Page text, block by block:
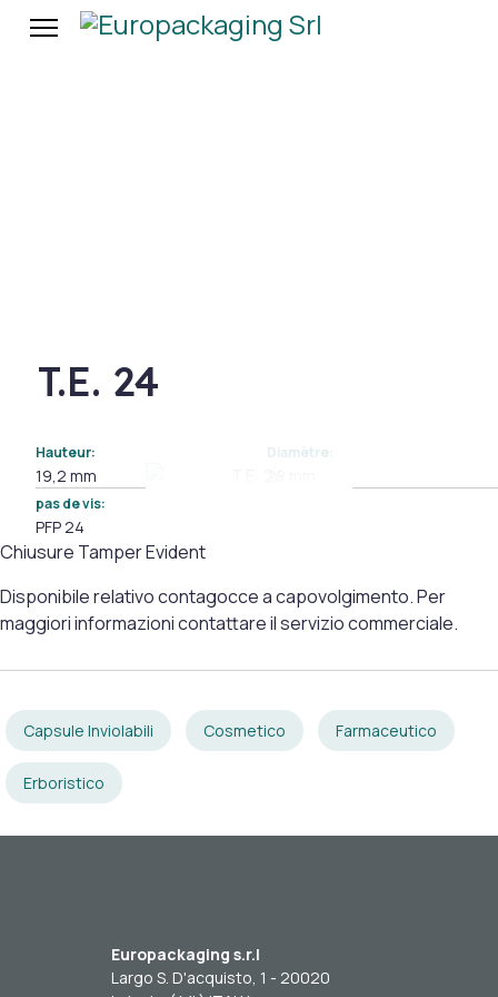
T.E. 24
Hauteur:
19,2 mm
Diamètre:
pas de vis:
PFP 24
Chiusure Tamper Evident
Disponibile relativo contagocce a capovolgimento. Per
maggiori informazioni contattare il servizio commerciale.
Capsule Inviolabili Cosmetico Farmaceutico
Erboristico
Europackaging s.r.l
Largo S. D'acquisto, 1 - 20020